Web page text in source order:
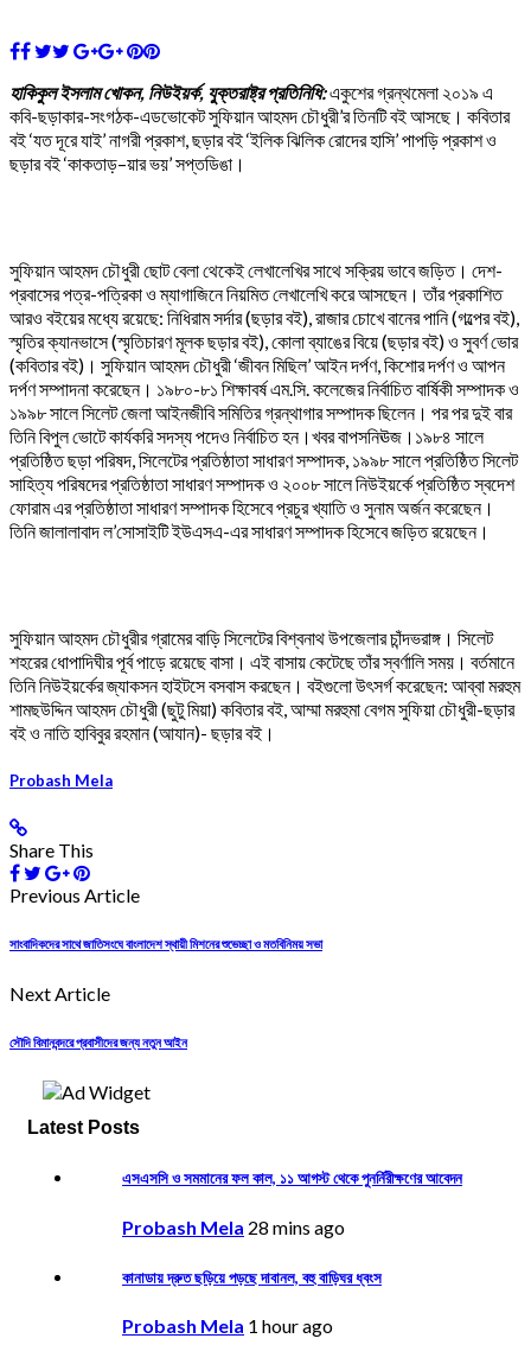
হাকিকুল ইসলাম খোকন, নিউইয়র্ক, যুক্তরাষ্ট্র প্রতিনিধি:একুশের গ্রন্থমেলা ২০১৯ এ
কবি-ছড়াকার-সংগঠক-এডভোকেট সুফিয়ান আহমদ চৌধুরী’র তিনটি বই আসছে। কবিতার
বই ‘যত দূরে যাই’ নাগরী প্রকাশ, ছড়ার বই ‘ইলিক ঝিলিক রোদের হাসি’ পাপড়ি প্রকাশ ও
ছড়ার বই ‘কাকতাড়–য়ার ভয়’ সপ্তডিঙা।
সুফিয়ান আহমদ চৌধুরী ছোট বেলা থেকেই লেখালেখির সাথে সক্রিয় ভাবে জড়িত। দেশ-
প্রবাসের পত্র-পত্রিকা ও ম্যাগাজিনে নিয়মিত লেখালেখি করে আসছেন। তাঁর প্রকাশিত
আরও বইয়ের মধ্যে রয়েছে: নিধিরাম সর্দার (ছড়ার বই), রাজার চোখে বানের পানি (গল্পের বই),
স্মৃতির ক্যানভাসে (স্মৃতিচারণ মূলক ছড়ার বই), কোলা ব্যাঙের বিয়ে (ছড়ার বই) ও সুবর্ণ ভোর
(কবিতার বই)। সুফিয়ান আহমদ চৌধুরী ‘জীবন মিছিল’ আইন দর্পণ, কিশোর দর্পণ ও আপন
দর্পণ সম্পাদনা করেছেন। ১৯৮০-৮১ শিক্ষাবর্ষ এম.সি. কলেজের নির্বাচিত বার্ষিকী সম্পাদক ও
১৯৯৮ সালে সিলেট জেলা আইনজীবি সমিতির গ্রন্থাগার সম্পাদক ছিলেন। পর পর দুই বার
তিনি বিপুল ভোটে কার্যকরি সদস্য পদেও নির্বাচিত হন।খবর বাপসনিঊজ।১৯৮৪ সালে
প্রতিষ্ঠিত ছড়া পরিষদ, সিলেটের প্রতিষ্ঠাতা সাধারণ সম্পাদক, ১৯৯৮ সালে প্রতিষ্ঠিত সিলেট
সাহিত্য পরিষদের প্রতিষ্ঠাতা সাধারণ সম্পাদক ও ২০০৮ সালে নিউইয়র্কে প্রতিষ্ঠিত স্বদেশ
ফোরাম এর প্রতিষ্ঠাতা সাধারণ সম্পাদক হিসেবে প্রচুর খ্যাতি ও সুনাম অর্জন করেছেন।
তিনি জালালাবাদ ল’সোসাইটি ইউএসএ-এর সাধারণ সম্পাদক হিসেবে জড়িত রয়েছেন।
সুফিয়ান আহমদ চৌধুরীর গ্রামের বাড়ি সিলেটের বিশ্বনাথ উপজেলার চাঁন্দভরাঙ্গ। সিলেট
শহরের ধোপাদিঘীর পূর্ব পাড়ে রয়েছে বাসা। এই বাসায় কেটেছে তাঁর স্বর্ণালি সময়। বর্তমানে
তিনি নিউইয়র্কের জ্যাকসন হাইটসে বসবাস করছেন। বইগুলো উৎসর্গ করেছেন: আব্বা মরহুম
শামছউদ্দিন আহমদ চৌধুরী (ছুটু মিয়া) কবিতার বই, আম্মা মরহুমা বেগম সুফিয়া চৌধুরী-ছড়ার
বই ও নাতি হাবিবুর রহমান (আযান)- ছড়ার বই।
Probash Mela
Share This
Previous Article
সাংবাদিকদের সাথে জাতিসংঘে বাংলাদেশ স্থায়ী মিশনের শুভেচ্ছা ও মতবিনিময় সভা
Next Article
সৌদি বিমানবন্দরে প্রবাসীদের জন্য নতুন আইন
Latest Posts
এসএসসি ও সমমানের ফল কাল, ১১ আগস্ট থেকে পুনর্নিরীক্ষণের আবেদন
Probash Mela 28 mins ago
কানাডায় দ্রুত ছড়িয়ে পড়ছে দাবানল, বহু বাড়িঘর ধ্বংস
Probash Mela 1 hour ago